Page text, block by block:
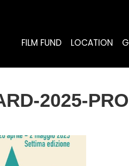
FILM FUND LOCATION
2025-